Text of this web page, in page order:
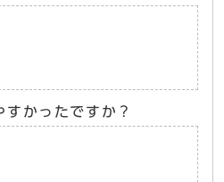
すかったですか？